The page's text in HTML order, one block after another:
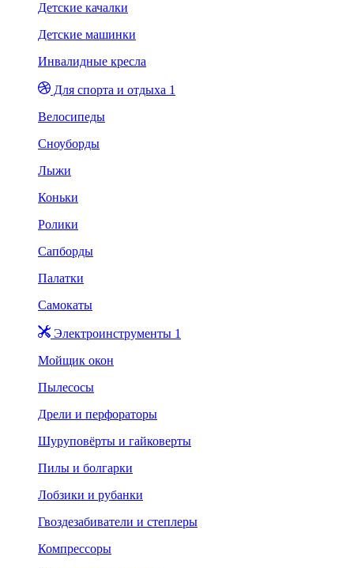
Детские качалки
Детские машинки
Инвалидные кресла
Для спорта и отдыха 1
Велосипеды
Сноуборды
Лыжи
Коньки
Ролики
Сапборды
Палатки
Самокаты
Электроинструменты 1
Мойщик окон
Пылесосы
Дрели и перфораторы
Шуруповёрты и гайковерты
Пилы и болгарки
Лобзики и рубанки
Гвоздезабиватели и степлеры
Компрессоры